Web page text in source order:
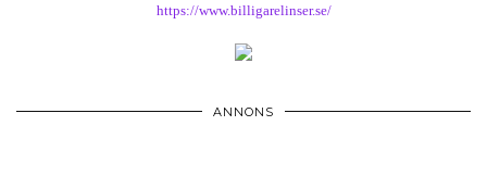
https://www.billigarelinser.se/
ANNONS